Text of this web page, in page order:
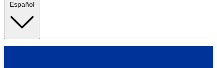
Español